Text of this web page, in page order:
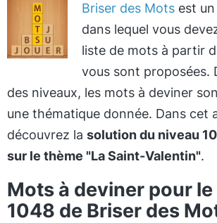
Briser des Motsest un
dans lequel vous
liste de mots à partir
vous sont proposées.
des niveaux, les mots à deviner
une thématique donnée. Dans cet
découvrez la solution du niveau
sur le thème "La Saint-Valentin".
Mots à deviner pour
1048 de Briser des